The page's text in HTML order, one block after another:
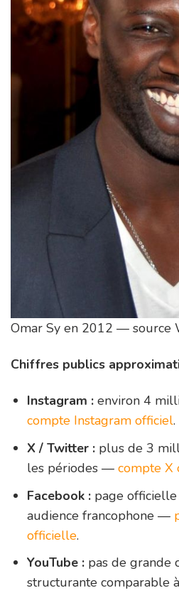
Omar Sy en 2012 — source
Chiffres publics
Instagram : environ 4
compte Instagram officiel.
X / Twitter : plus de 3
les périodes —compte X
Facebook : page
audience francophone —
officielle.
YouTube : pas de grande
structurante comparable